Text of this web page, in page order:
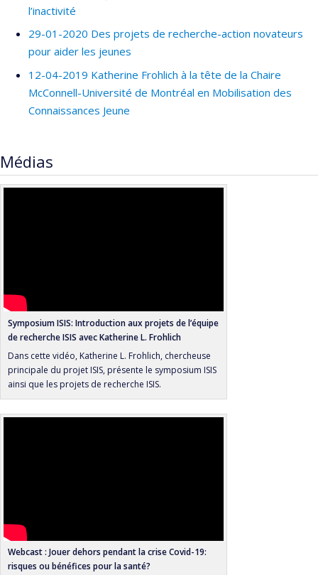
l’inactivité
29-01-2020 Des projets de recherche-action novateurs
pour aider les jeunes
12-04-2019 Katherine Frohlich à la tête de la Chaire
McConnell-Université de Montréal en Mobilisation des
Connaissances Jeune
Médias
Symposium ISIS: Introduction aux projets de l’équipe
de recherche ISIS avec Katherine L. Frohlich
Dans cette vidéo, Katherine L. Frohlich, chercheuse
principale du projet ISIS, présente le symposium ISIS
ainsi que les projets de recherche ISIS.
Webcast : Jouer dehors pendant la crise Covid-19:
risques ou bénéfices pour la santé?